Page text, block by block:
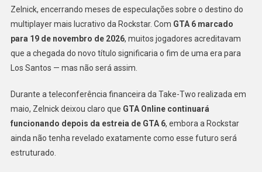
Zelnick, encerrando meses de especulações sobre o destino do
multiplayer mais lucrativo da Rockstar. Com GTA 6 marcado
para 19 de novembro de 2026, muitos jogadores acreditavam
que a chegada do novo título significaria o fim de uma era para
Los Santos — mas não será assim.
Durante a teleconferência financeira da Take-Two realizada em
maio, Zelnick deixou claro que GTA Online continuará
funcionando depois da estreia de GTA 6, embora a Rockstar
ainda não tenha revelado exatamente como esse futuro será
estruturado.